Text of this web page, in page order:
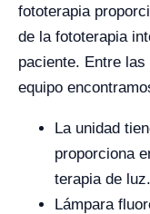
fototerapia
de la fototerapia
paciente. Entre
equipo
La unidad
proporciona
terapia de luz.
Lámpara